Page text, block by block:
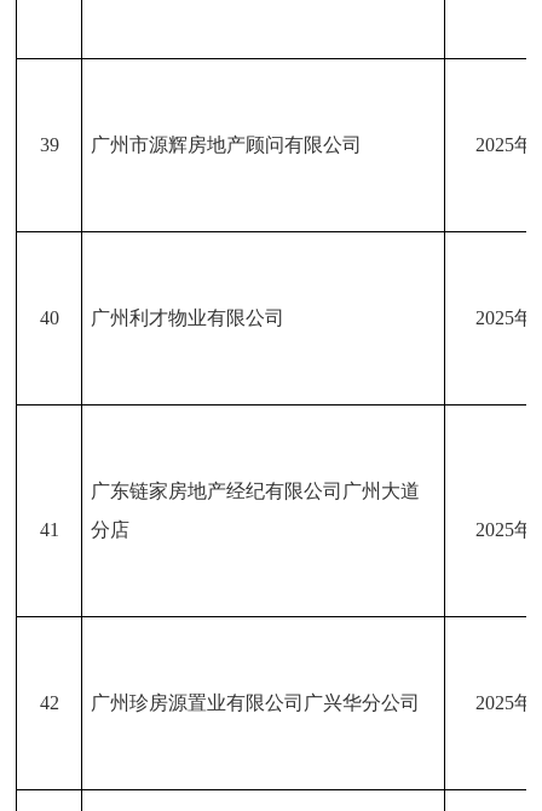
39 广州市源辉房地产顾问有限公司 2025年
40 广州利才物业有限公司 2025年
41
广东链家房地产经纪有限公司广州大道
分店
2025年
42 广州珍房源置业有限公司广兴华分公司 2025年